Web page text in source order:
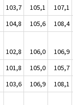
103,7 105,1 107,1
104,8 105,6 108,4
102,8 106,0 106,9
101,8 105,0 105,7
103,6 106,9 108,1